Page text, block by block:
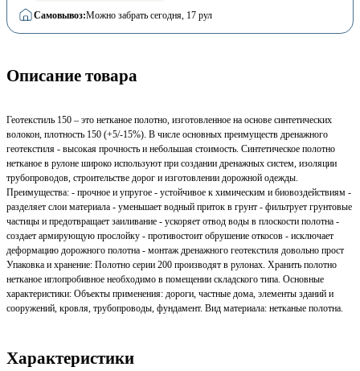
Самовывоз:Можно забрать сегодня, 17 рул
Описание товара
Геотекстиль 150 – это нетканое полотно, изготовленное на основе синтетических
волокон, плотность 150 (+5/-15%). В числе основных преимуществ дренажного
геотекстиля - высокая прочность и небольшая стоимость. Синтетическое полотно
нетканое в рулоне широко используют при создании дренажных систем, изоляции
трубопроводов, строительстве дорог и изготовлении дорожной одежды.
Преимущества: - прочное и упругое - устойчивое к химическим и биовоздействиям -
разделяет слои материала - уменьшает водный приток в грунт - фильтрует грунтовые
частицы и предотвращает заиливание - ускоряет отвод воды в плоскости полотна -
создает армирующую прослойку - противостоит обрушение откосов - исключает
деформацию дорожного полотна - монтаж дренажного геотекстиля довольно прост
Упаковка и хранение: Полотно серии 200 производят в рулонах. Хранить полотно
нетканое иглопробивное необходимо в помещении складского типа. Основные
характеристики: Объекты применения: дороги, частные дома, элементы зданий и
сооружений, кровля, трубопроводы, фундамент. Вид материала: нетканые полотна.
Характеристики